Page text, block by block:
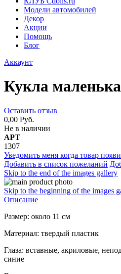
Модели автомобилей
Декор
Акции
Помощь
Блог
Аккаунт
Кукла
Оставить отзыв
0,00 Руб.
Не в наличии
АРТ
1307
Уведомить меня когда товар
Добавить в список пожеланий
Skip to the end of the images gallery
Skip to the beginning of the images
Описание
Размер: около 11 см
Материал: твердый пластик
Глаза: вставные, акриловые,
синие